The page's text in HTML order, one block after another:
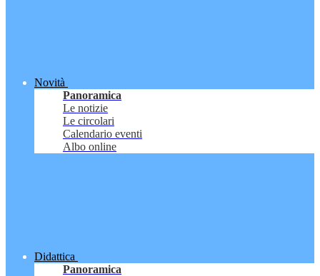
Novità
Panoramica
Le notizie
Le circolari
Calendario eventi
Albo online
Didattica
Panoramica